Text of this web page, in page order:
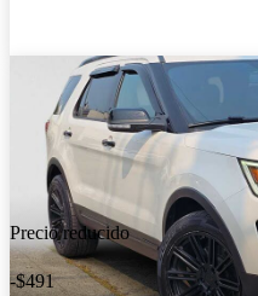
Precio reducido
-$491